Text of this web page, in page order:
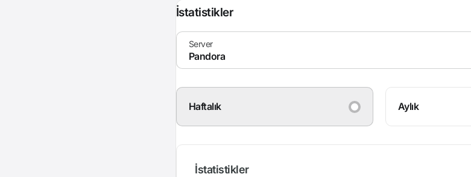
İstatistikler
Haftalık Aylık
İstatistikler